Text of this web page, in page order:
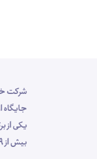
یکی از
بیش از 99 درصد از مسافران این شرکت گردیده که به نوبه خود باعث افزایش سهم این مجموعه در فرآیند توسعه سفر گردیده است .